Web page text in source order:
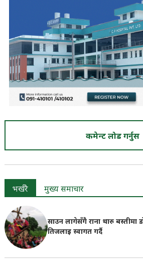
कमेन्ट लोड गर्नुस
भर्खरै मुख्य समाचार
साउन लागेसँगै राना थारु बस्तीमा
तिजलाइ स्वागत गर्दै